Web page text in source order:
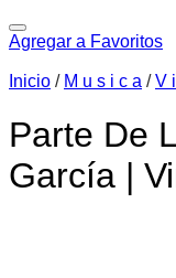
Agregar a Favoritos
Inicio / M u s i c a / V
Parte De
García |